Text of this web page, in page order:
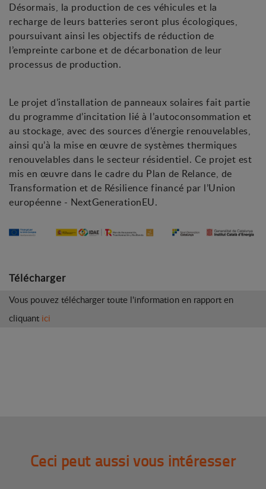
Désormais, la production de ces véhicules et la
recharge de leurs batteries seront plus écologiques,
poursuivant ainsi les objectifs de réduction de
l’empreinte carbone et de décarbonation de leur
processus de production.
Le projet d’installation de panneaux solaires fait partie
du programme d’incitation lié à l’autoconsommation et
au stockage, avec des sources d’énergie renouvelables,
ainsi qu’à la mise en œuvre de systèmes thermiques
renouvelables dans le secteur résidentiel. Ce projet est
mis en œuvre dans le cadre du Plan de Relance, de
Transformation et de Résilience financé par l’Union
européenne - NextGenerationEU.
Télécharger
Vous pouvez télécharger toute l'information en rapport en
cliquant ici
Ceci peut aussi vous intéresser